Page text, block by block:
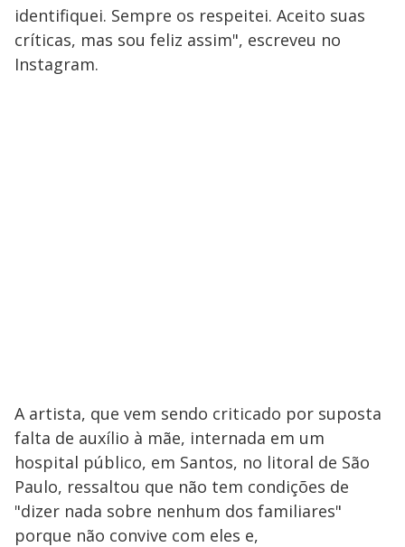
identifiquei. Sempre os respeitei. Aceito suas
críticas, mas sou feliz assim", escreveu no
Instagram.
A artista, que vem sendo criticado por suposta
falta de auxílio à mãe, internada em um
hospital público, em Santos, no litoral de São
Paulo, ressaltou que não tem condições de
"dizer nada sobre nenhum dos familiares"
porque não convive com eles e,